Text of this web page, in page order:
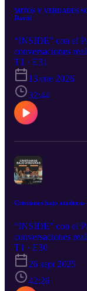
MITOS Y VERDADES SOBRE
David
“INSIDE" con el
conversaciones
Aquí buscamos
realmente
alguien que lo
episodio. 📲
T1 · E31
13 ene 2026
32:44
“INSIDE" con el
conversaciones
Aquí buscamos
realmente
alguien que lo
episodio. 📲
T1 · E30
26 sept 2025
42:26